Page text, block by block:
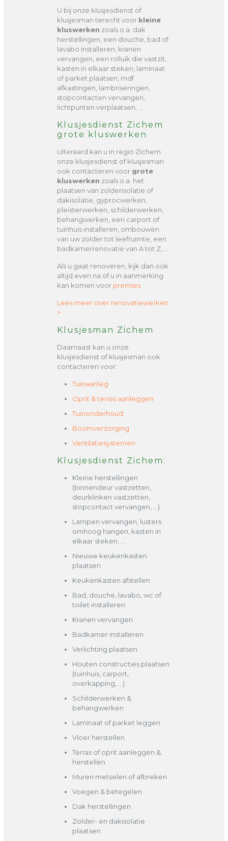
U bij onze klusjesdienst of
klusjesman terecht voor kleine
kluswerken zoals o.a. dak
herstellingen, een douche, bad of
lavabo installeren, kranen
vervangen, een rolluik die vastzit,
kasten in elkaar steken, laminaat
of parket plaatsen, mdf
afkastingen, lambriseringen,
stopcontacten vervangen,
lichtpunten verplaatsen, …
Klusjesdienst Zichem
grote kluswerken
Uiteraard kan u in regio Zichem
onze klusjesdienst of klusjesman
ook contacteren voor grote
kluswerken zoals o.a. het
plaatsen van zolderisolatie of
dakisolatie, gyprocwerken,
pleisterwerken, schilderwerken,
behangwerken, een carport of
tuinhuis installeren, ombouwen
van uw zolder tot leefruimte, een
badkamerrenovatie van A tot Z, …
Als u gaat renoveren, kijk dan ook
altijd even na of u in aanmerking
kan komen voor premies.
Lees meer over renovatiewerken
>
Klusjesman Zichem
Daarnaast kan u onze
klusjesdienst of klusjesman ook
contacteren voor:
Tuinaanleg
Oprit & terras aanleggen
Tuinonderhoud
Boomverzorging
Ventilatiesystemen
Klusjesdienst Zichem:
Kleine herstellingen
(binnendeur vastzetten,
deurklinken vastzetten,
stopcontact vervangen, …)
Lampen vervangen, lusters
omhoog hangen, kasten in
elkaar steken, …
Nieuwe keukenkasten
plaatsen
Keukenkasten afstellen
Bad, douche, lavabo, wc of
toilet installeren
Kranen vervangen
Badkamer installeren
Verlichting plaatsen
Houten constructies plaatsen
(tuinhuis, carport,
overkapping, …)
Schilderwerken &
behangwerken
Laminaat of parket leggen
Vloer herstellen
Terras of oprit aanleggen &
herstellen
Muren metselen of afbreken
Voegen & betegelen
Dak herstellingen
Zolder- en dakisolatie
plaatsen